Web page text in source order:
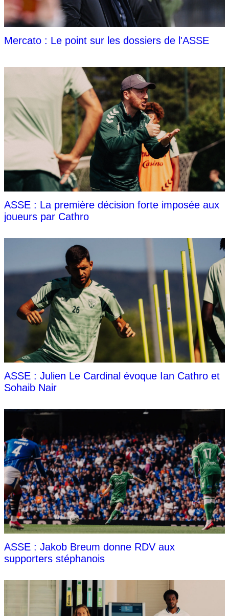
Mercato : Le point sur les dossiers de l'ASSE
ASSE : La première décision forte imposée aux
joueurs par Cathro
ASSE : Julien Le Cardinal évoque Ian Cathro et
Sohaib Nair
ASSE : Jakob Breum donne RDV aux
supporters stéphanois